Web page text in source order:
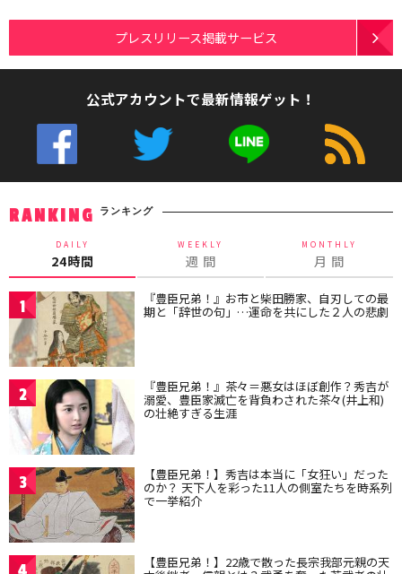
プレスリリース掲載サービス
公式アカウントで最新情報ゲット！
RANKING ランキング
DAILY
24時間
WEEKLY
週 間
MONTHLY
月 間
1 『豊臣兄弟！』お市と柴田勝家、自刃しての最
期と「辞世の句」…運命を共にした２人の悲劇
2 『豊臣兄弟！』茶々＝悪女はほぼ創作？秀吉が
溺愛、豊臣家滅亡を背負わされた茶々(井上和)
の壮絶すぎる生涯
3 【豊臣兄弟！】秀吉は本当に「女狂い」だった
のか？ 天下人を彩った11人の側室たちを時系列
で一挙紹介
【豊臣兄弟！】22歳で散った長宗我部元親の天